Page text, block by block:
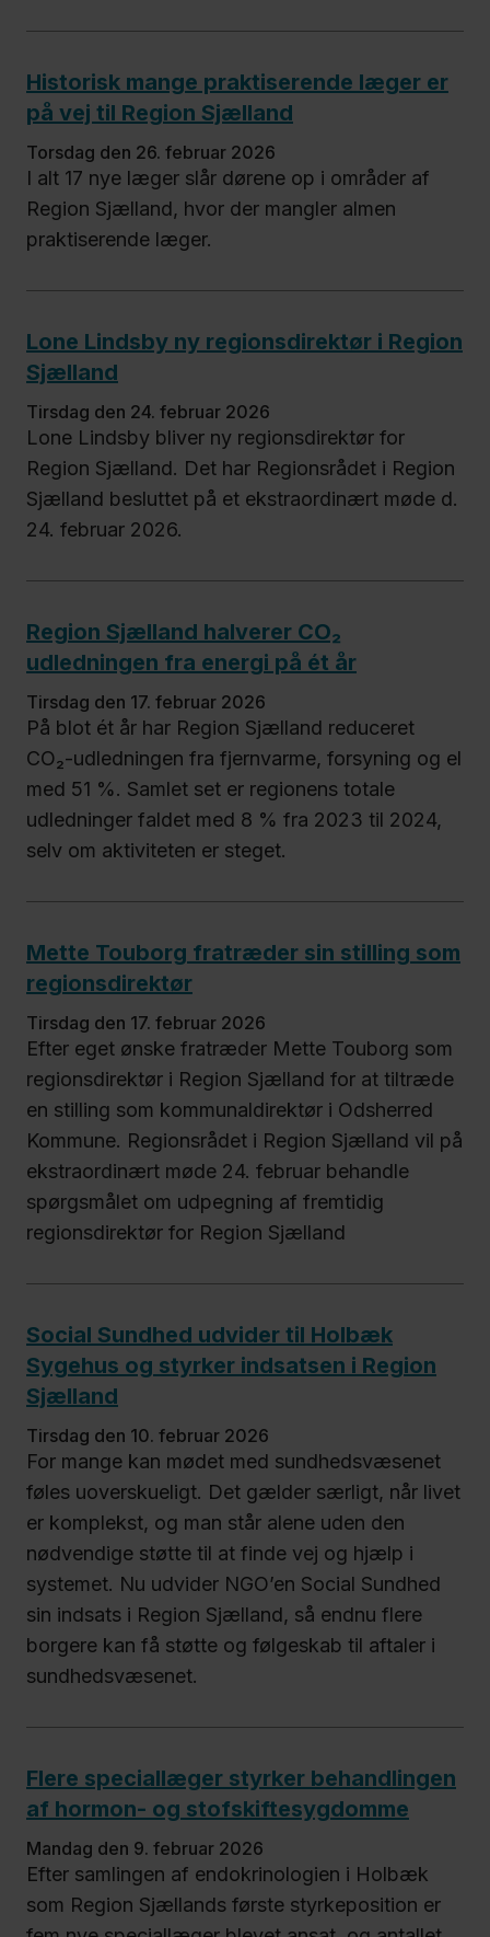
Historisk mange praktiserende læger er
på vej til Region Sjælland
torsdag den 26. februar 2026
I alt 17 nye læger slår dørene op i områder af
Region Sjælland, hvor der mangler almen
praktiserende læger.
Lone Lindsby ny regionsdirektør i Region
Sjælland
tirsdag den 24. februar 2026
Lone Lindsby bliver ny regionsdirektør for
Region Sjælland. Det har Regionsrådet i Region
Sjælland besluttet på et ekstraordinært møde d.
24. februar 2026.
Region Sjælland halverer CO₂
udledningen fra energi på ét år
tirsdag den 17. februar 2026
På blot ét år har Region Sjælland reduceret
CO₂-udledningen fra fjernvarme, forsyning og el
med 51 %. Samlet set er regionens totale
udledninger faldet med 8 % fra 2023 til 2024,
selv om aktiviteten er steget.
Mette Touborg fratræder sin stilling som
regionsdirektør
tirsdag den 17. februar 2026
Efter eget ønske fratræder Mette Touborg som
regionsdirektør i Region Sjælland for at tiltræde
en stilling som kommunaldirektør i Odsherred
Kommune. Regionsrådet i Region Sjælland vil på
ekstraordinært møde 24. februar behandle
spørgsmålet om udpegning af fremtidig
regionsdirektør for Region Sjælland
Social Sundhed udvider til Holbæk
Sygehus og styrker indsatsen i Region
Sjælland
tirsdag den 10. februar 2026
For mange kan mødet med sundhedsvæsenet
føles uoverskueligt. Det gælder særligt, når livet
er komplekst, og man står alene uden den
nødvendige støtte til at finde vej og hjælp i
systemet. Nu udvider NGO’en Social Sundhed
sin indsats i Region Sjælland, så endnu flere
borgere kan få støtte og følgeskab til aftaler i
sundhedsvæsenet.
Flere speciallæger styrker behandlingen
af hormon- og stofskiftesygdomme
mandag den 9. februar 2026
Efter samlingen af endokrinologien i Holbæk
som Region Sjællands første styrkeposition er